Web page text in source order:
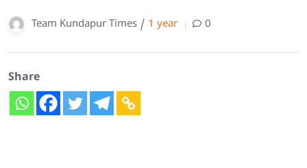
Team Kundapur Times / 1 year 0
Share